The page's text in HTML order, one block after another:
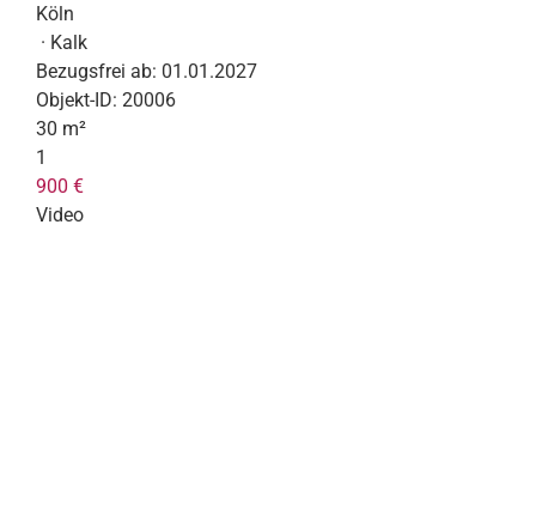
Köln
· Kalk
Bezugsfrei ab: 01.01.2027
Objekt-ID: 20006
30 m²
1
900 €
Video